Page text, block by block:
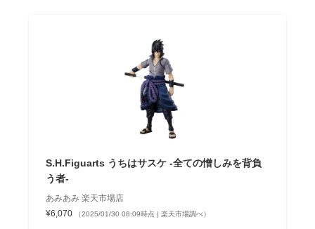
S.H.Figuarts うちはサスケ -全ての憎しみを背負
う者-
あみあみ 楽天市場店
¥6,070
（2025/01/30 08:09時点 | 楽天市場調べ）